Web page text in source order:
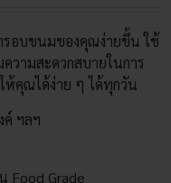
อบขนมของคุณง่ายขึ้น ใช้
วามสะดวกสบายในการ
ห้คุณได้ง่าย ๆ ได้ทุกวัน
ค์ ฯลฯ
Food Grade